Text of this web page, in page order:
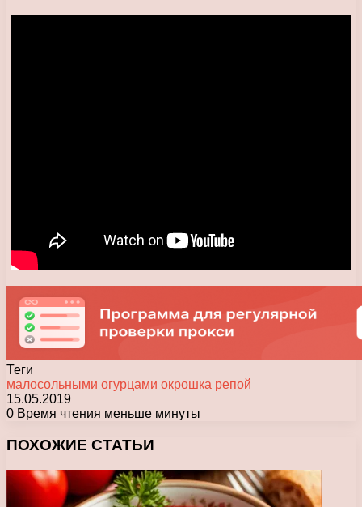
Теги
малосольными огурцами окрошка репой
15.05.2019
0 Время чтения меньше минуты
ПОХОЖИЕ СТАТЬИ